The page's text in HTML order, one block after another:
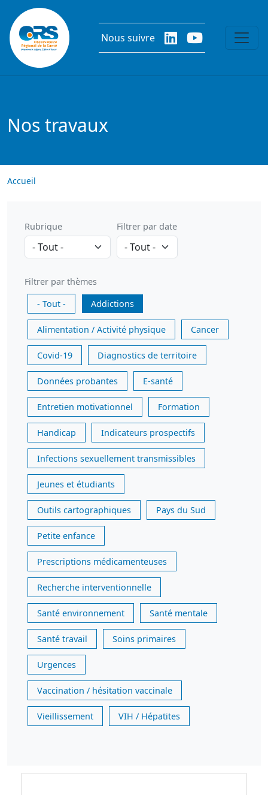
Aller au contenu principal
Nous suivre
Nos travaux
Accueil
Rubrique Filtrer par date
Filtrer par thèmes
- Tout -
Addictions
Alimentation / Activité physique Cancer
Covid-19 Diagnostics de territoire
Données probantes E-santé
Entretien motivationnel Formation
Handicap Indicateurs prospectifs
Infections sexuellement transmissibles
Jeunes et étudiants
Outils cartographiques Pays du Sud
Petite enfance
Prescriptions médicamenteuses
Recherche interventionnelle
Santé environnement Santé mentale
Santé travail Soins primaires
Urgences
Vaccination / hésitation vaccinale
Vieillissement VIH / Hépatites